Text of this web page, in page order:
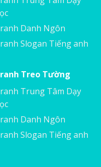
Danh Ngôn
Slogan Tiếng anh
Treo Tường
Trung Tâm Dạy
Danh Ngôn
Slogan Tiếng anh